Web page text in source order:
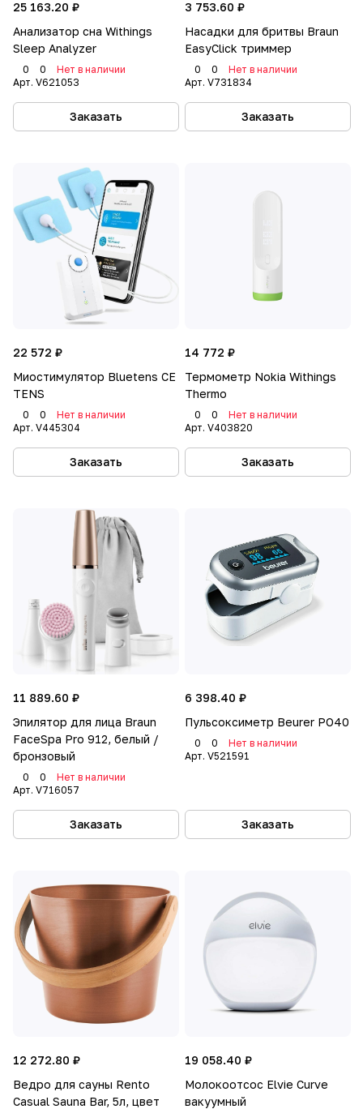
25 163.20 ₽
Анализатор сна Withings
Sleep Analyzer
0 0
Нет в наличии
Арт. V621053
Заказать
3 753.60 ₽
Насадки для бритвы Braun
EasyClick триммер
0 0
Нет в наличии
Арт. V731834
Заказать
22 572 ₽
Миостимулятор Bluetens CE
TENS
0 0
Нет в наличии
Арт. V445304
Заказать
14 772 ₽
Термометр Nokia Withings
Thermo
0 0
Нет в наличии
Арт. V403820
Заказать
11 889.60 ₽
Эпилятор для лица Braun
FaceSpa Pro 912, белый /
бронзовый
0 0
Нет в наличии
Арт. V716057
Заказать
6 398.40 ₽
Пульсоксиметр Beurer PO40
0 0
Нет в наличии
Арт. V521591
Заказать
12 272.80 ₽
Ведро для сауны Rento
Casual Sauna Bar, 5л, цвет
19 058.40 ₽
Молокоотсос Elvie Curve
вакуумный